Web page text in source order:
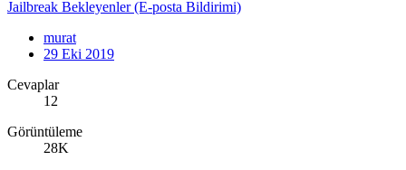
Jailbreak Bekleyenler (E-posta Bildirimi)
murat
29 Eki 2019
Cevaplar
12
Görüntüleme
28K